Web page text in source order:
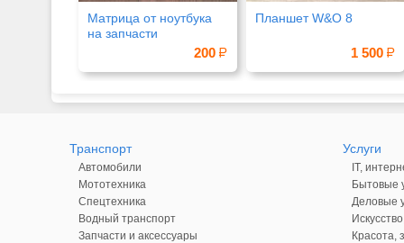
Матрица от ноутбука
на запчасти
200
Планшет W&O 8
1 500
Транспорт
Автомобили
Мототехника
Спецтехника
Водный транспорт
Запчасти и аксессуары
Услуги
IT,
Бытовые
Деловые
Красота,